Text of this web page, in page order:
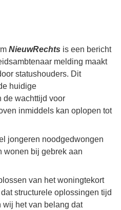
NieuwRechts is een bericht
melding maakt
statushouders. Dit
huidige
de wachttijd voor
inmiddels kan oplopen tot
jongeren noodgedwongen
wonen bij gebrek aan
van het woningtekort
structurele oplossingen tijd
wij het van belang dat